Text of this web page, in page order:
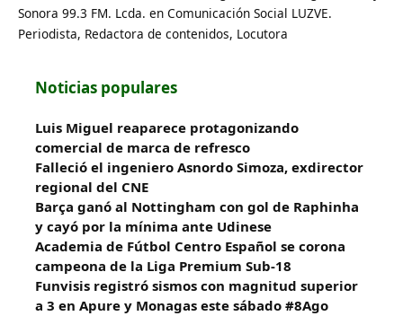
Sonora 99.3 FM. Lcda. en Comunicación Social LUZVE.
Periodista, Redactora de contenidos, Locutora
Noticias populares
Luis Miguel reaparece protagonizando
comercial de marca de refresco
Falleció el ingeniero Asnordo Simoza, exdirector
regional del CNE
Barça ganó al Nottingham con gol de Raphinha
y cayó por la mínima ante Udinese
Academia de Fútbol Centro Español se corona
campeona de la Liga Premium Sub-18
Funvisis registró sismos con magnitud superior
a 3 en Apure y Monagas este sábado #8Ago